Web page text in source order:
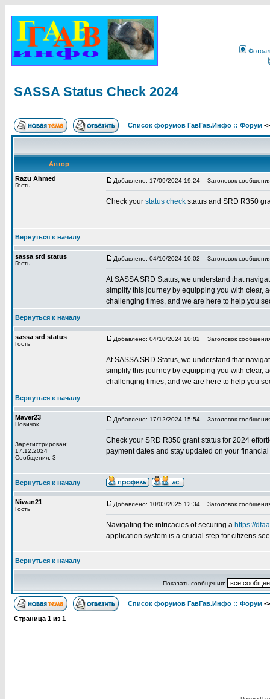
SASSA Status Check 2024
Список форумов ГавГав.Инфо :: Форум -
Автор
Razu Ahmed
Гость
Добавлено: 17/09/2024 19:24 Заголовок
Check your status check status and SRD R350
Вернуться к началу
sassa srd status
Гость
Добавлено: 04/10/2024 10:02 Заголовок
At SASSA SRD Status, we understand that
simplify this journey by equipping you with clear,
challenging times, and we are here to help you
Вернуться к началу
sassa srd status
Гость
Добавлено: 04/10/2024 10:02 Заголовок
At SASSA SRD Status, we understand that
simplify this journey by equipping you with clear,
challenging times, and we are here to help you
Вернуться к началу
Maver23
Новичок
Зарегистрирован:
17.12.2024
Сообщения: 3
Добавлено: 17/12/2024 15:54 Заголовок
Check your SRD R350 grant status for 2024
payment dates and stay updated on your
Вернуться к началу
Niwan21
Гость
Добавлено: 10/03/2025 12:34 Заголовок
Navigating the intricacies of securing a https://
application system is a crucial step for citizens
Вернуться к началу
Показать сообщения:
Список форумов ГавГав.Инфо :: Форум -
Страница 1 из 1